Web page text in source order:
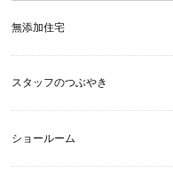
無添加住宅
スタッフのつぶやき
ショールーム